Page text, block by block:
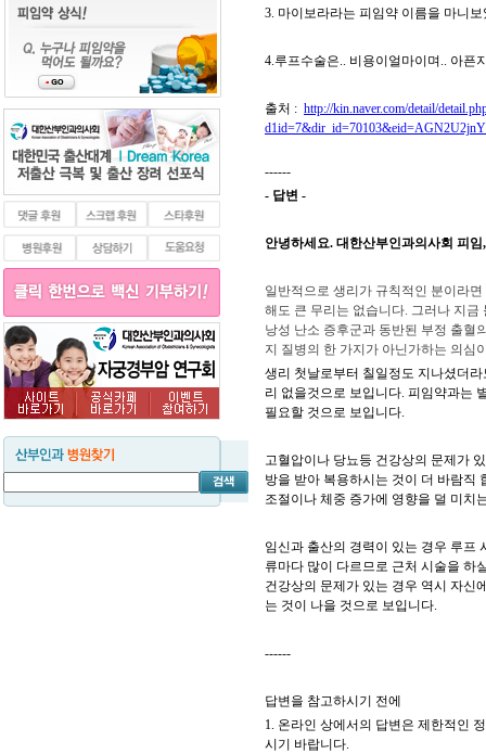
3. 마이보라라는 피임약 이름을 마니
4.루프수술은.. 비용이얼마이며.. 아픈
출처 : http://kin.naver.com/detail/
------
- 답변 -
안녕하세요. 대한산부인과의사회 피
일반적으로 생리가 규칙적인 분이라
해도 큰 무리는 없습니다. 그러나 지
낭성 난소 증후군과 동반된 부정 출혈
지 질병의 한 가지가 아닌가하는 의심
생리 첫날로부터 칠일정도 지나셨더
리 없을것으로 보입니다. 피임약과는
필요할 것으로 보입니다.
고혈압이나 당뇨등 건강상의 문제가
방을 받아 복용하시는 것이 더 바람직
조절이나 체중 증가에 영향을 덜 미치
임신과 출산의 경력이 있는 경우 루프
류마다 많이 다르므로 근처 시술을 하
건강상의 문제가 있는 경우 역시 자신
는 것이 나을 것으로 보입니다.
------
답변을 참고하시기 전에
1. 온라인 상에서의 답변은 제한적인
시기 바랍니다.